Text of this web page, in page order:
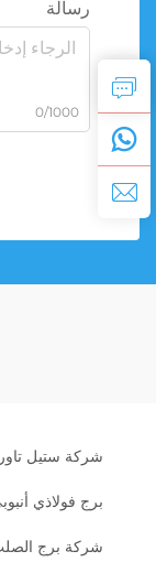
رسالة
0/1000
شركة ستيل
برج فولاذي
شركة برج